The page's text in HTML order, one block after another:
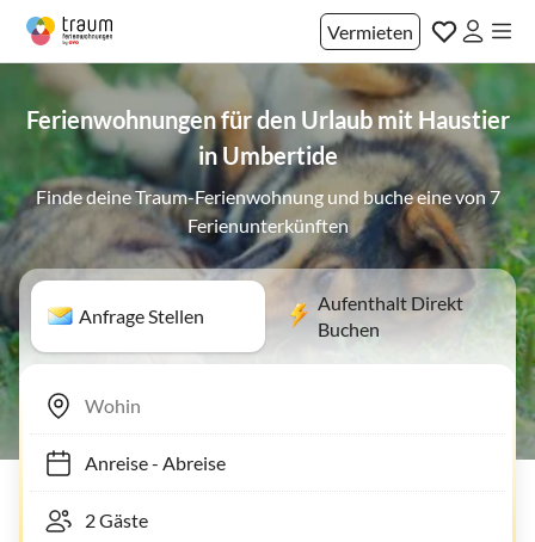
Vermieten
Ferienwohnungen für den Urlaub mit Haustier
in Umbertide
Finde deine Traum-Ferienwohnung und buche eine von 7
Ferienunterkünften
Anfrage Stellen
Aufenthalt Direkt
Buchen
Anreise- Abreise